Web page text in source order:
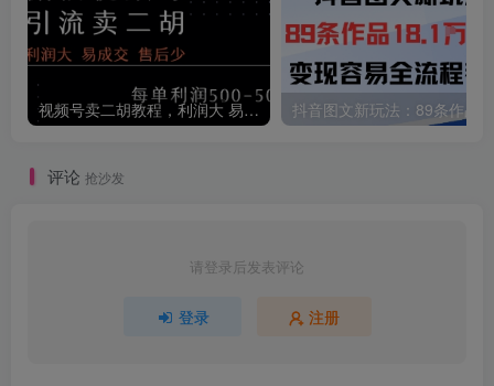
视频号卖二胡教程，利润大 易成交 售后少，一单利润5张+
评论 抢沙发
请登录后发表评论
登录 注册